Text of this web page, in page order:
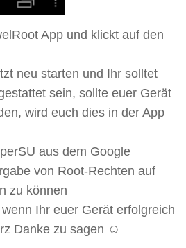
App und klickt auf den
neu starten und Ihr solltet
sein, sollte euer Gerät
wird euch dies in der App
aus dem Google
von Root-Rechten auf
zu können
Ihr euer Gerät erfolgreich
Danke zu sagen ☺